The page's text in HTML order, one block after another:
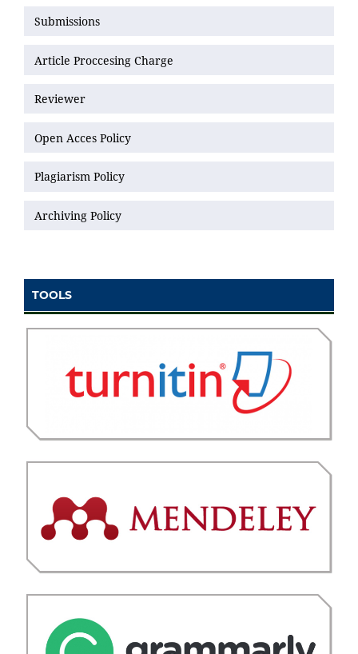
Submissions
Article Proccesing Charge
Reviewer
Open Acces Policy
Plagiarism Policy
Archiving Policy
TOOLS